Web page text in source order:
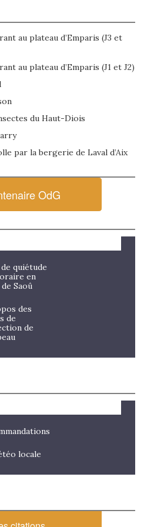
au plateau d’Emparis (J3 et
au plateau d’Emparis (J1 et J2)
du Haut-Diois
par la bergerie de Laval d’Aix
OdG
quiétude
en
Saoû
des
de
de
locale